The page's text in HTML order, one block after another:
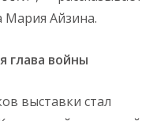
Мария Айзина.
глава войны
выставки стал